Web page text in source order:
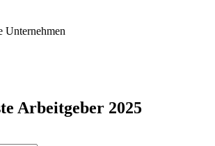
Unternehmen
Arbeitgeber 2025